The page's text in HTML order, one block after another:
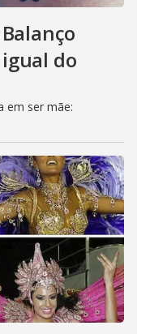
do
em ser mãe: